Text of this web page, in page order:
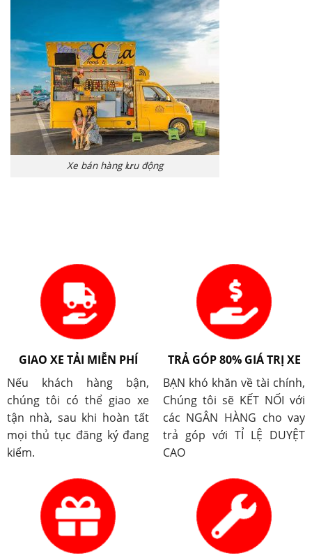
Xe bán hàng lưu động
GIAO XE TẢI MIỄN PHÍ
Nếu khách hàng bận,
chúng tôi có thể giao xe
tận nhà, sau khi hoàn tất
mọi thủ tục đăng ký đang
kiểm.
TRẢ GÓP 80% GIÁ TRỊ XE
BẠN khó khăn về tài chính,
Chúng tôi sẽ KẾT NỐI với
các NGÂN HÀNG cho vay
trả góp với TỈ LỆ DUYỆT
CAO